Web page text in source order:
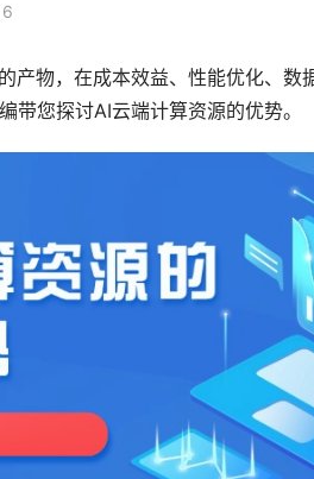
产物，在成本效益、性能优化、数
带您探讨AI云端计算资源的优势。